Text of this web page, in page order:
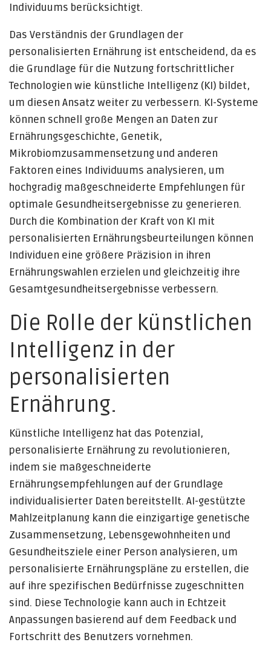
Individuums berücksichtigt.
Das Verständnis der Grundlagen der
personalisierten Ernährung ist entscheidend, da es
die Grundlage für die Nutzung fortschrittlicher
Technologien wie künstliche Intelligenz (KI) bildet,
um diesen Ansatz weiter zu verbessern. KI-Systeme
können schnell große Mengen an Daten zur
Ernährungsgeschichte, Genetik,
Mikrobiomzusammensetzung und anderen
Faktoren eines Individuums analysieren, um
hochgradig maßgeschneiderte Empfehlungen für
optimale Gesundheitsergebnisse zu generieren.
Durch die Kombination der Kraft von KI mit
personalisierten Ernährungsbeurteilungen können
Individuen eine größere Präzision in ihren
Ernährungswahlen erzielen und gleichzeitig ihre
Gesamtgesundheitsergebnisse verbessern.
Die Rolle der künstlichen
Intelligenz in der
personalisierten
Ernährung.
Künstliche Intelligenz hat das Potenzial,
personalisierte Ernährung zu revolutionieren,
indem sie maßgeschneiderte
Ernährungsempfehlungen auf der Grundlage
individualisierter Daten bereitstellt. AI-gestützte
Mahlzeitplanung kann die einzigartige genetische
Zusammensetzung, Lebensgewohnheiten und
Gesundheitsziele einer Person analysieren, um
personalisierte Ernährungspläne zu erstellen, die
auf ihre spezifischen Bedürfnisse zugeschnitten
sind. Diese Technologie kann auch in Echtzeit
Anpassungen basierend auf dem Feedback und
Fortschritt des Benutzers vornehmen.